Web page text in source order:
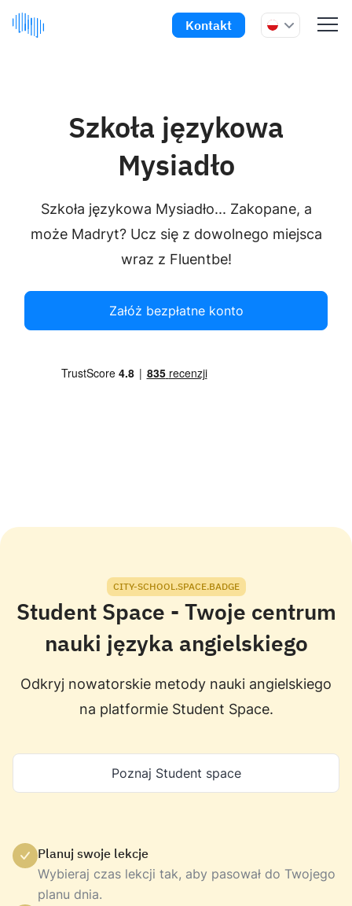
Kontakt
Szkoła językowa
Mysiadło
Szkoła językowa Mysiadło... Zakopane, a
może Madryt? Ucz się z dowolnego miejsca
wraz z Fluentbe!
Załóż bezpłatne konto
CITY-SCHOOL.SPACE.BADGE
Student Space - Twoje centrum
nauki języka angielskiego
Odkryj nowatorskie metody nauki angielskiego
na platformie Student Space.
Poznaj Student space
Planuj swoje lekcje
Wybieraj czas lekcji tak, aby pasował do Twojego
planu dnia.